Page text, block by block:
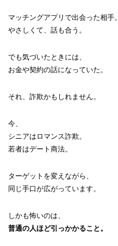
マッチングアプリで出会った相手。
やさしくて、話も合う。
でも気づいたときには、
お金や契約の話になっていた。
それ、詐欺かもしれません。
今、
シニアはロマンス詐欺。
若者はデート商法。
ターゲットを変えながら、
同じ手口が広がっています。
しかも怖いのは、
普通の人ほど引っかかること。